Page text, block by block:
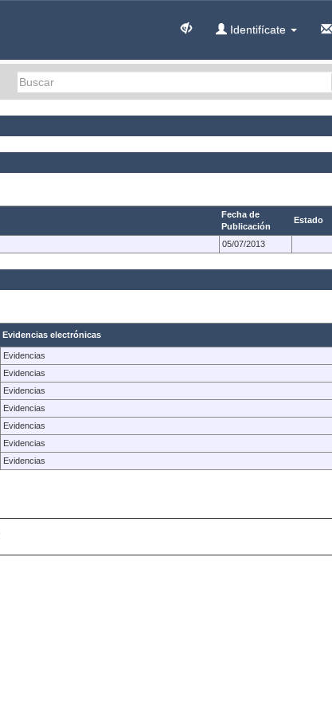
Identifícate
Fecha de
Publicación
Estado
05/07/2013
Evidencias electrónicas
Evidencias
Evidencias
Evidencias
Evidencias
Evidencias
Evidencias
Evidencias